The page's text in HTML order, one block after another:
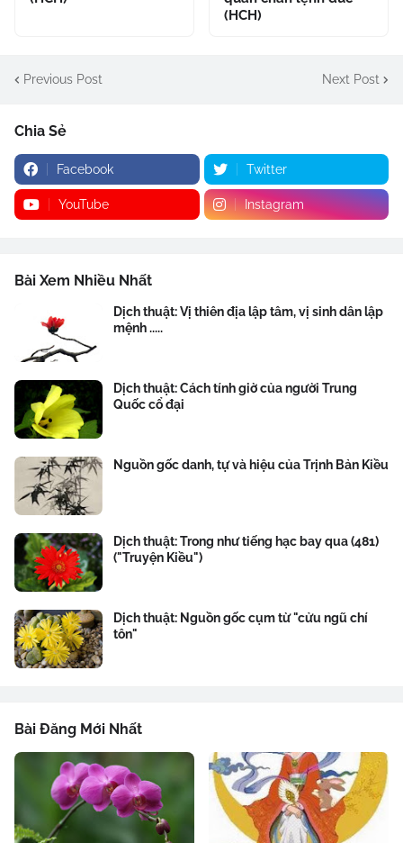
(HCH)
Previous Post Next Post
Chia Sẻ
Facebook Twitter
YouTube Instagram
Bài Xem Nhiều Nhất
Dịch thuật: Vị thiên địa lập tâm, vị sinh dân lập
mệnh .....
Dịch thuật: Cách tính giờ của người Trung
Quốc cổ đại
Nguồn gốc danh, tự và hiệu của Trịnh Bản Kiều
Dịch thuật: Trong như tiếng hạc bay qua (481)
("Truyện Kiều")
Dịch thuật: Nguồn gốc cụm từ "cửu ngũ chí
tôn"
Bài Đăng Mới Nhất